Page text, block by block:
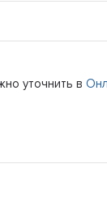
уточнить в